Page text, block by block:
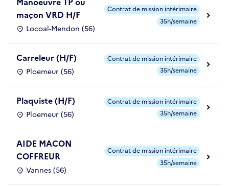
maçon VRD H/F
Locoal-Mendon (56)
Contrat de mission intérimaire
35h/semaine
Carreleur (H/F)
Ploemeur (56)
Contrat de mission intérimaire
35h/semaine
Plaquiste (H/F)
Ploemeur (56)
Contrat de mission intérimaire
35h/semaine
AIDE MACON
COFFREUR
Vannes (56)
Contrat de mission intérimaire
35h/semaine